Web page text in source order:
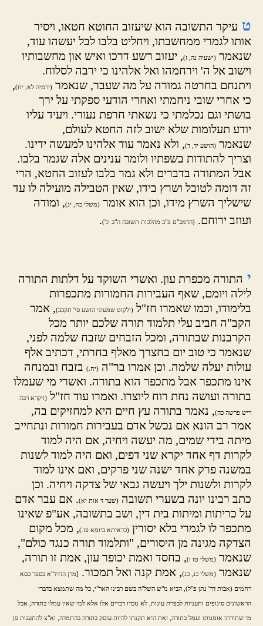
ט עיקר התשובה הוא שיעזוב החוטא חטאו, ויסיר
אותו לגמרי ממחשבתו, ויחליט בלבו לבל יעשהו עוד,
שנאמר (ישעיה נה, ז), יעזוב רשע דרכו ואיש און מחשבותיו
וישוב אל ה' וירחמהו ואל אלהינו כי ירבה לסלוח.
ויתנחם בחרטה גמורה על מה שעבר, שנאמר (ירמיה לא, יח),
כי אחרי שובי ניחמתי ואחרי הודעי ספקתי על ירך
בושתי וגם נכלמתי כי נשאתי חרפת נעורי. ויעיד עליו
יודע תעלומות שלא ישוב לזה החטא לעולם,
שנאמר (הושע יד, ד), ולא נאמר עוד אלהינו למעשה ידינו.
וצריך להתודות בשפתיו ולומר ענינים אלה שגמר בלבו.
אבל המתודה בדברים ולא גמר בלבו לעזוב החטא, הרי
זה דומה לטובל ושרץ בידו, שאין הטבילה מועילה לו עד
שישליך השרץ מידו, וכן הוא אומר (משלי כח, יג), ומודה
ועוזב ירוחם. (הרמב"ם פ"ב מהלכות תשובה ה"ב וג').
י התורה מכפרת עון. ואשרי השוקד על דלתות התורה
לילה ויומם, שאף העבירות החמורות מתכפרות
בלימודו, וכמו שאמרו חז"ל (ילקוט שמעוני הושע סי' תקכב), אמר
הקב"ה חביב עלי תלמוד תורה שלכם יותר מכל
הקרבנות שבתורה, ומכל הזבחים שזבח שלמה לפני,
שנאמר כי טוב יום בחצרך מאלף בחרתי, דכתיב אלף
עולות יעלה שלמה. וכן אמרו בר"ה (יח.) בזבח ובמנחה
אינו מתכפר אבל מתכפר הוא בתורה. ואשרי מי שעמלו
בתורה ועושה נחת רוח ליוצרו. ואמרו עוד חז"ל (ויקרא רבה
ריש פרשה כה), נאמר בתורה עץ חיים היא למחזיקים בה,
אמר רב הונא אם נכשל אדם בעבירות חמורות ונתחייב
מיתה בידי שמים, מה יעשה ויחיה, אם היה למוד
לקרות דף אחד יקרא שני דפים, ואם היה למוד לשנות
במשנה פרק אחד ישנה שני פרקים, ואם אינו למוד
לקרות ולשנות ילך ויעשה גבאי של צדקה ויחיה. וכן
כתב רבינו יונה בשערי תשובה (שער ד אות יא). אם עבר אדם
על כריתות ומיתות בית דין, ושב בתשובה, אע"פ שאינו
מתכפר לו לגמרי בלא יסורין (כדאיתא ביומא פו.), מכל מקום
הצדקה מגינה מן היסורים, "ותלמוד תורה כנגד כולם",
שנאמר (משלי טז ו), בחסד ואמת יכופר עון, אמת זו תורה,
שנאמר (משלי כג, כג), אמת קנה ואל תמכור. [מרן החיד"א בספר כסא
רחמים (אבות דר' נתן פ"ל), הביא מ"ש השל"ה בשם רבינו האר"י, כל מה שתמצא בדברי
הראשונים סיגופים ותעניות לכפרת עונות, לא נזכרו דברים אלו אלא למי שאין עמלו בתורה, אבל
מי שתורתו אומנותו ועמל בתורה, זאת היא תקנתו להיות עוסק בתורה בהתמדה, וא"צ להתענות פן